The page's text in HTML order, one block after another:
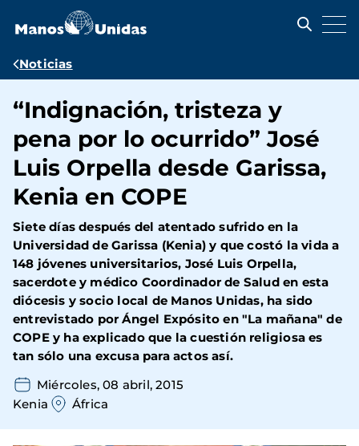
contenido
Ruta
navegación
Noticias
“Indignación, tristeza y
pena por lo ocurrido” José
Luis Orpella desde Garissa,
Kenia en COPE
Siete días después del atentado sufrido en la
Universidad de Garissa (Kenia) y que costó la vida a
148 jóvenes universitarios, José Luis Orpella,
sacerdote y médico Coordinador de Salud en esta
diócesis y socio local de Manos Unidas, ha sido
entrevistado por Ángel Expósito en "La mañana" de
COPE y ha explicado que la cuestión religiosa es
tan sólo una excusa para actos así.
Miércoles, 08 abril, 2015
Kenia
África